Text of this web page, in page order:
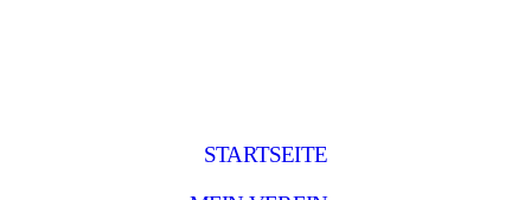
STARTSEITE